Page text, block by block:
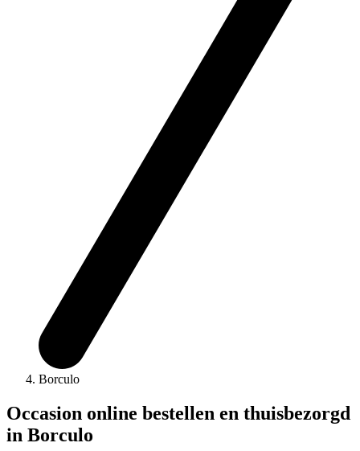
Borculo
Occasion online bestellen en thuisbezorgd
in Borculo